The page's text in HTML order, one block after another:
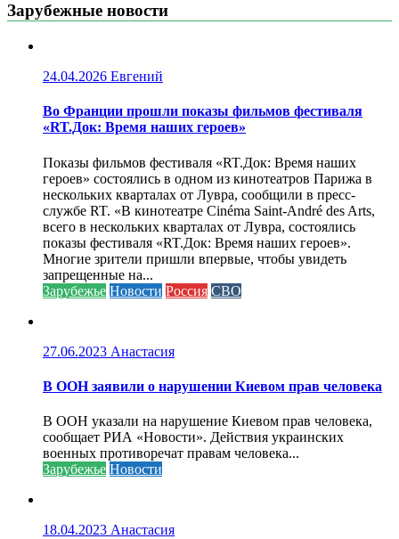
Зарубежные новости
24.04.2026 Евгений
Во Франции прошли показы фильмов фестиваля
«RT.Док: Время наших героев»
Показы фильмов фестиваля «RT.Док: Время наших
героев» состоялись в одном из кинотеатров Парижа в
нескольких кварталах от Лувра, сообщили в пресс-
службе RT. «В кинотеатре Cinéma Saint-André des Arts,
всего в нескольких кварталах от Лувра, состоялись
показы фестиваля «RT.Док: Время наших героев».
Многие зрители пришли впервые, чтобы увидеть
запрещенные на...
Зарубежье Новости Россия СВО
27.06.2023 Анастасия
В ООН заявили о нарушении Киевом прав человека
В ООН указали на нарушение Киевом прав человека,
сообщает РИА «Новости». Действия украинских
военных противоречат правам человека...
Зарубежье Новости
18.04.2023 Анастасия